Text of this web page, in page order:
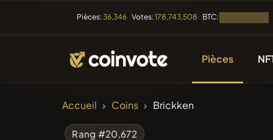
Pièces:36,346 Votes:178,743,508 BTC:
Pièces
Accueil Coins Brickken
Rang #20,672